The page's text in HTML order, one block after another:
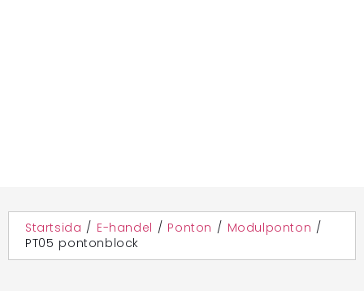
Startsida / E-handel / Ponton / Modulponton /
PT05 pontonblock